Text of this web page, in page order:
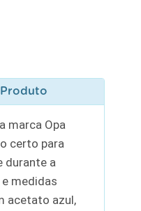
marca Opa
certo para
durante a
medidas
acetato azul,